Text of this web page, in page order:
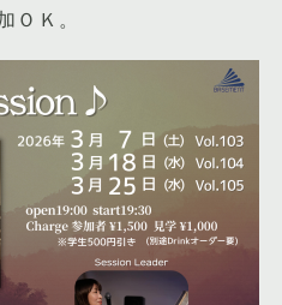
ＯＫ。